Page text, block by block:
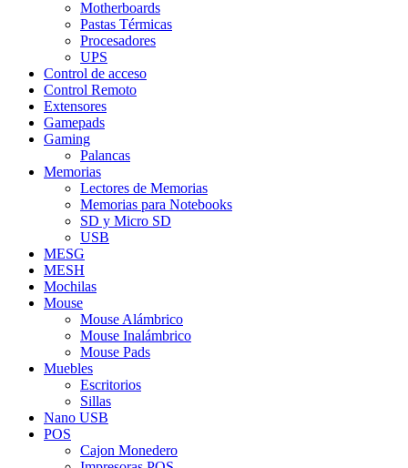
Motherboards
Pastas Térmicas
Procesadores
UPS
Control de acceso
Control Remoto
Extensores
Gamepads
Gaming
Palancas
Memorias
Lectores de Memorias
Memorias para Notebooks
SD y Micro SD
USB
MESG
MESH
Mochilas
Mouse
Mouse Alámbrico
Mouse Inalámbrico
Mouse Pads
Muebles
Escritorios
Sillas
Nano USB
POS
Cajon Monedero